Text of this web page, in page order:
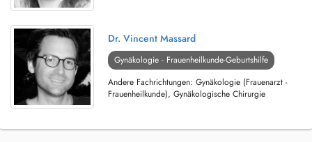
Dr. Vincent Massard
Gynäkologie - Frauenheilkunde-Geburtshilfe
Andere Fachrichtungen: Gynäkologie (Frauenarzt -
Frauenheilkunde), Gynäkologische Chirurgie